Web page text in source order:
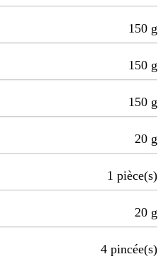
150 g
150 g
150 g
20 g
1 pièce(s)
20 g
4 pincée(s)